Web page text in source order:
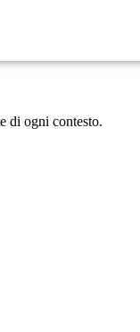
di ogni contesto.